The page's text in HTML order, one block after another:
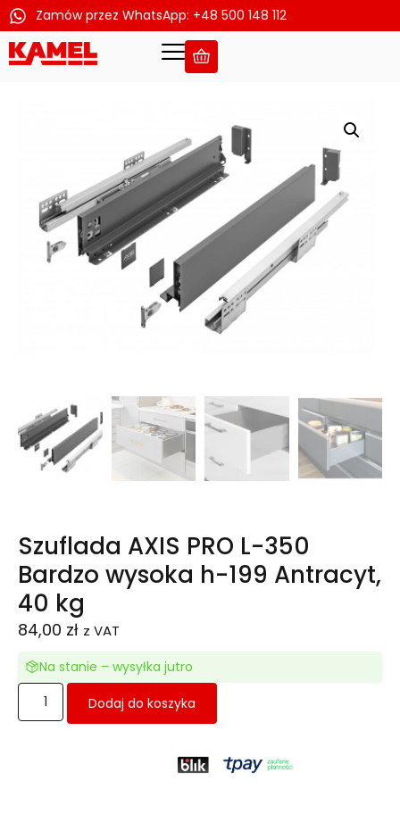
Przejdź
Zamów przez WhatsApp: +48 500 148 112
Szuflada AXIS PRO L-350
Bardzo wysoka h-199 Antracyt,
40 kg
84,00 zł z VAT
Na stanie – wysyłka jutro
Dodaj do koszyka